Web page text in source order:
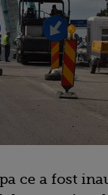
ce a fost